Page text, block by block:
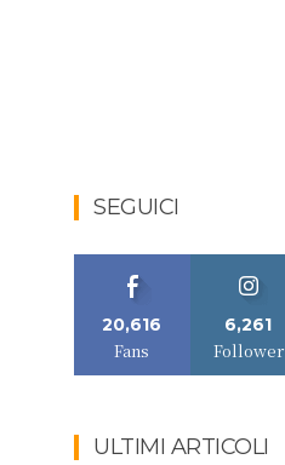
SEGUICI
20,616
Fans
6,261
Follower
ULTIMI ARTICOLI